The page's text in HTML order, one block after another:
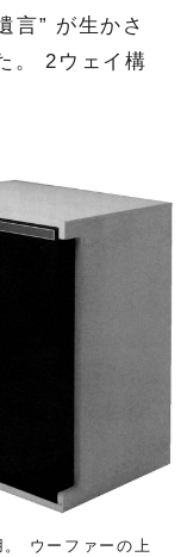
言” が生かさ
。 2ウェイ構
ウーファーの上